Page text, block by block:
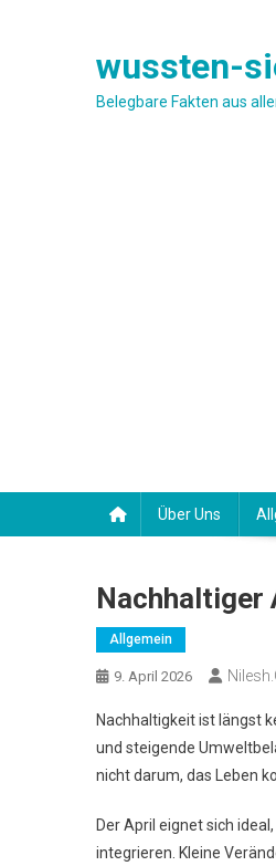
wussten-
Belegbare Fakten aus
Über Uns
Nachhaltiger
Allgemein
9. April 2026
Nachhaltigkeit ist längst
und steigende
nicht darum, das Leben
Der April eignet sich
integrieren. Kleine